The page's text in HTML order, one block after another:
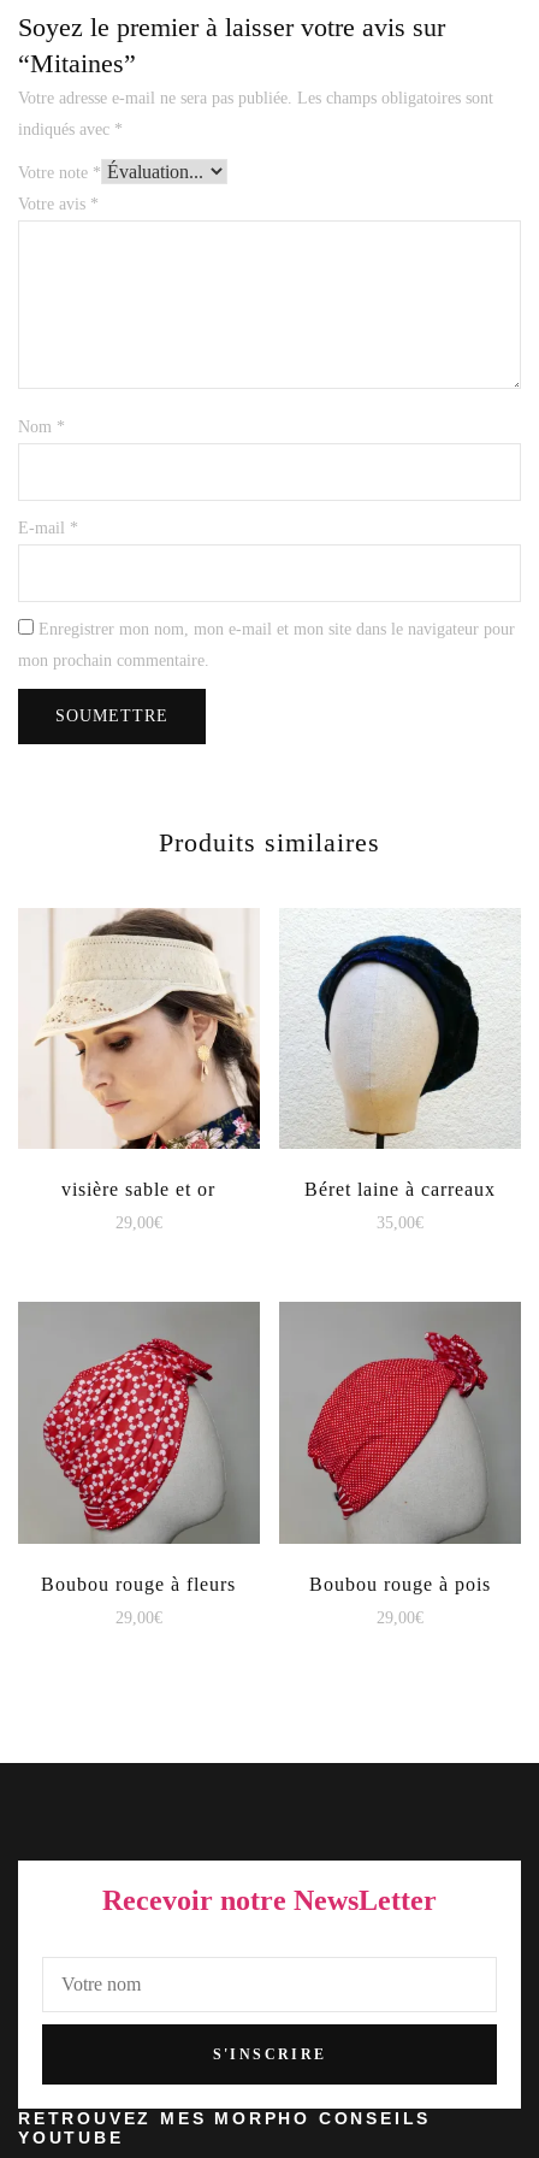
Soyez le premier à laisser votre avis sur
“Mitaines”
Votre adresse e-mail ne sera pas publiée. Les champs obligatoires sont
indiqués avec *
Votre note *
Votre avis *
Nom *
E-mail *
Enregistrer mon nom, mon e-mail et mon site dans le navigateur pour
mon prochain commentaire.
Produits similaires
visière sable et or
29,00€
Béret laine à carreaux
35,00€
Boubou rouge à fleurs
29,00€
Boubou rouge à pois
29,00€
Recevoir notre NewsLetter
RETROUVEZ MES MORPHO CONSEILS
YOUTUBE